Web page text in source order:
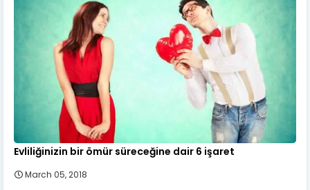
Evliliğinizin bir ömür süreceğine dair 6 işaret
March 05, 2018